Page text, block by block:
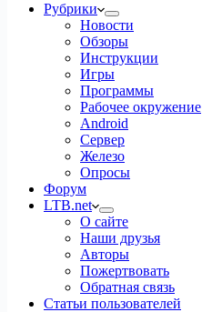
Рубрики
Новости
Обзоры
Инструкции
Игры
Программы
Рабочее окружение
Android
Сервер
Железо
Опросы
Форум
LTB.net
О сайте
Наши друзья
Авторы
Пожертвовать
Обратная связь
Статьи пользователей